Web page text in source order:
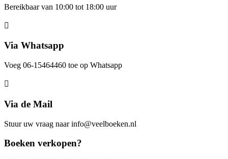
Bereikbaar van 10:00 tot 18:00 uur
Via Whatsapp
Voeg 06-15464460 toe op Whatsapp
Via de Mail
Stuur uw vraag naar info@veelboeken.nl
Boeken verkopen?